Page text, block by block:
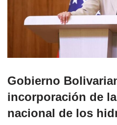
Gobierno
incorporación de
nacional de los